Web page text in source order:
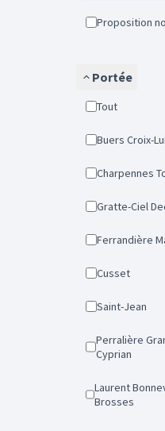
Proposition
Portée
Tout
Buers Croix-
Charpennes
Gratte-Ciel
Ferrandière
Cusset
Saint-Jean
Perralière Grandclément
Cyprian
Laurent Bonnevay La Soie Les
Brosses